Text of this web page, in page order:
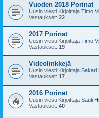
Vuoden 2018 Porinat
Uusin viesti Kirjoittaja Timo
Vastaukset: 22
2017 Porinat
Uusin viesti Kirjoittaja Timo
Vastaukset: 19
Videolinkkejä
Uusin viesti Kirjoittaja Sakari
Vastaukset: 17
2016 Porinat
Uusin viesti Kirjoittaja Sauli
Vastaukset: 40